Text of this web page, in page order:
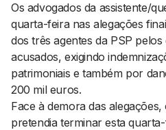
Os advogados da assistente/
quarta-feira nas alegações
dos três agentes da PSP
acusados, exigindo
patrimoniais e também por
200 mil euros.
Face à demora das
pretendia terminar esta